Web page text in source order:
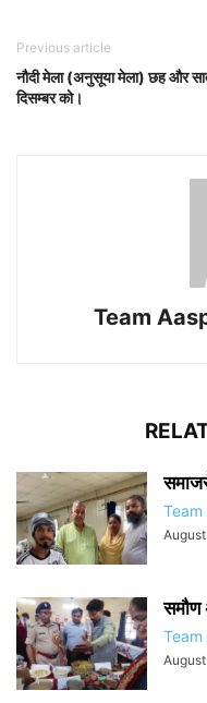
Previous article
नौदी मेला (अनुसूया मेला) छह और
दिसम्बर को।
Team
Team
समौण
Team